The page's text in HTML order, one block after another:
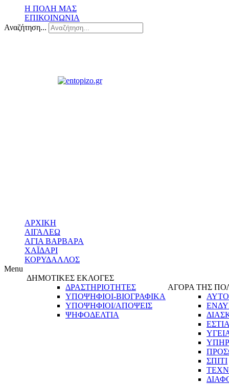
Η ΠΟΛΗ ΜΑΣ
ΕΠΙΚΟΙΝΩΝΙΑ
Αναζήτηση...
ΑΡΧΙΚΗ
ΑΙΓΑΛΕΩ
ΑΓΙΑ ΒΑΡΒΑΡΑ
ΧΑΪΔΑΡΙ
ΚΟΡΥΔΑΛΛΟΣ
Menu
ΔΗΜΟΤΙΚΕΣ ΕΚΛΟΓΕΣ
ΔΡΑΣΤΗΡΙΟΤΗΤΕΣ
ΥΠΟΨΗΦΙΟΙ-ΒΙΟΓΡΑΦΙΚΑ
ΥΠΟΨΗΦΙΟΙ/ΑΠΟΨΕΙΣ
ΨΗΦΟΔΕΛΤΙΑ
ΑΓΟΡΑ ΤΗΣ
ΣΠΙΤΙ